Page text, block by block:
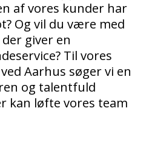
af vores kunder har
Og vil du være med
giver en
Til vores
Aarhus søger vi en
og talentfuld
kan løfte vores team